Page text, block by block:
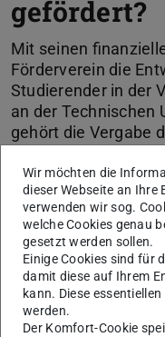
gefördert?
Mit seinen
Förderverein die
Studierender in der
an der Technischen
gehört die Vergabe
Förderung der
Förderpreise
Wir möchten die
dieser Webseite an Ihre
verwenden wir sog.
welche Cookies genau
gesetzt werden sollen.
Einige Cookies sind für
damit diese auf Ihrem
kann. Diese
werden.
Der Komfort-Cookie